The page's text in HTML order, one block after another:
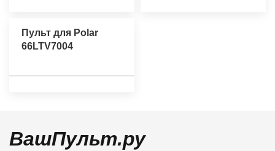
Пульт для Polar
66LTV7004
ВашПульт.ру